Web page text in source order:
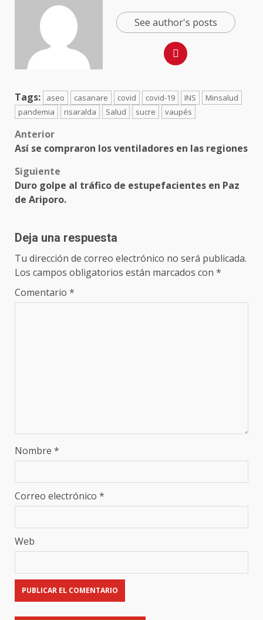
See author's posts
Tags: aseo casanare covid covid-19 INS
Minsalud
pandemia
risaralda Salud sucre vaupés
Anterior
Así se compraron los ventiladores en las regiones
Siguiente
Duro golpe al tráfico de estupefacientes en Paz
de Ariporo.
Deja una respuesta
Tu dirección de correo electrónico no será publicada.
Los campos obligatorios están marcados con *
Comentario *
Nombre *
Correo electrónico *
Web